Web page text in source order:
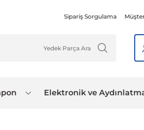
Sipariş Sorgulama
Elektronik ve